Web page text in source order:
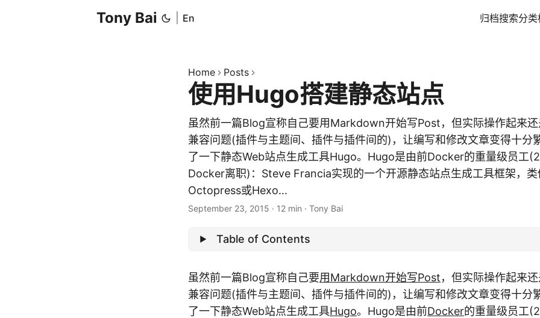
Tony Bai En 归档搜索分类
Home Posts
使用Hugo搭建静态站点
虽然前一篇Blog宣称自己要用Markdown开始写Post，但实际操作起来
兼容问题(插件与主题间、插件与插件间的)，让编写和修改文章变得十分
了一下静态Web站点生成工具Hugo。Hugo是由前Docker的重量级员工
Docker离职)：Steve Francia实现的一个开源静态站点生成工具框架，类
Octopress或Hexo...
September 23, 2015 · 12 min · Tony Bai
Table of Contents
虽然前一篇Blog宣称自己要用Markdown开始写Post，但实际操作起来
兼容问题(插件与主题间、插件与插件间的)，让编写和修改文章变得十分
了一下静态Web站点生成工具Hugo。Hugo是由前Docker的重量级员工